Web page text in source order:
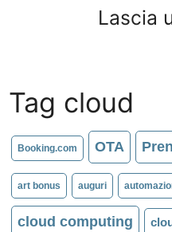
Lascia
Tag cloud
Booking.com OTA
art bonus auguri
cloud computing